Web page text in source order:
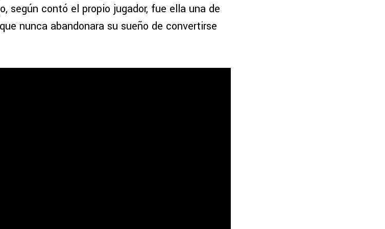
según contó el propio jugador, fue ella una de
nunca abandonara su sueño de convertirse